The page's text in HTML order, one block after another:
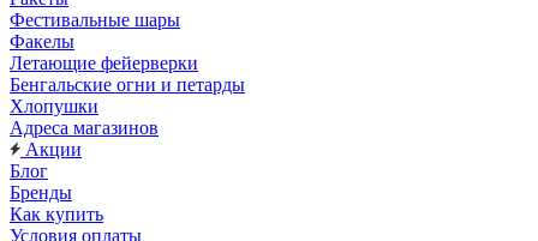
Фестивальные шары
Факелы
Летающие фейерверки
Бенгальские огни и петарды
Хлопушки
Адреса магазинов
Акции
Блог
Бренды
Как купить
Условия оплаты